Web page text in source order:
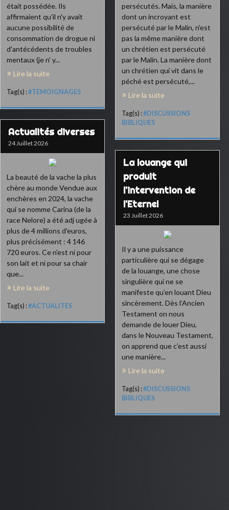
était possédée. Ils
affirmaient qu'il n'y avait
aucune possibilité de
consommation de drogue ni
d'antécédents de troubles
mentaux (je n' y...
Lire la suite
Tag(s) :#TEMOIGNAGES
persécutés. Mais, la manière
dont un incroyant est
persécuté par le Malin, n'est
pas la même manière dont
un chrétien est persécuté
par le Malin. La manière dont
un chrétien qui vit dans le
péché est persécuté,...
Lire la suite
Tag(s) :#DISCUSSIONS
BIBLIQUES
Actualités diverses
24 Juillet 2026
La beauté de la vache la plus
chère au monde Vendue aux
enchères en 2024, la vache
qui se nomme Carina (de la
race Nelore) a été adj ugée à
plus de 4 millions d'euros,
plus précisément : 4 146
720 euros. Ce n'est ni pour
son lait et ni pour sa chair
que...
Lire la suite
Tag(s) :#ACTUALITES
La louange qui
produit
l'intervention de
l'Eternel
23 Juillet 2026
Il y a une puissance
particulière qui se dégage
de la louange, une chose
singulière qui ne se
manifeste qu’en louant Dieu
sincèrement. Dès l’Ancien
Testament on nous
demande de louer Dieu,
dans le Nouveau Testament,
on apprend que c’est aussi
une manière...
Lire la suite
Tag(s) :#DISCUSSIONS
BIBLIQUES